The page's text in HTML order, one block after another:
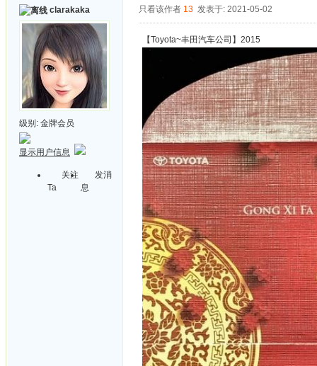
clarakaka
级别: 金牌会员
显示用户信息
关注
Ta
发消
息
只看该作者 13 发表于: 2021-05-02
【Toyota~丰田汽车公司】2015